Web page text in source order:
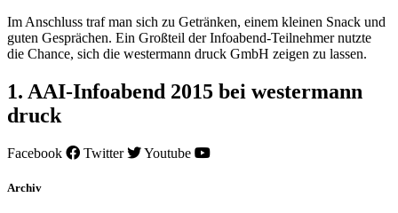
Im Anschluss traf man sich zu Getränken, einem kleinen Snack und
guten Gesprächen. Ein Großteil der Infoabend-Teilnehmer nutzte
die Chance, sich die westermann druck GmbH zeigen zu lassen.
1. AAI-Infoabend 2015 bei westermann
druck
Facebook Twitter Youtube
Archiv